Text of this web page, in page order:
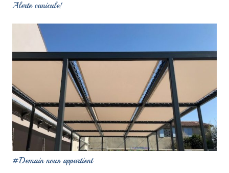
Alerte canicule!
#Demain nous appartient